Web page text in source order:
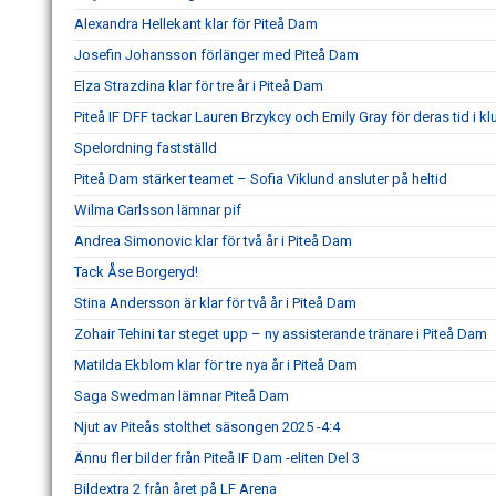
Alexandra Hellekant klar för Piteå Dam
Josefin Johansson förlänger med Piteå Dam
Elza Strazdina klar för tre år i Piteå Dam
Piteå IF DFF tackar Lauren Brzykcy och Emily Gray för deras tid i
Spelordning fastställd
Piteå Dam stärker teamet – Sofia Viklund ansluter på heltid
Wilma Carlsson lämnar pif
Andrea Simonovic klar för två år i Piteå Dam
Tack Åse Borgeryd!
Stina Andersson är klar för två år i Piteå Dam
Zohair Tehini tar steget upp – ny assisterande tränare i Piteå Dam
Matilda Ekblom klar för tre nya år i Piteå Dam
Saga Swedman lämnar Piteå Dam
Njut av Piteås stolthet säsongen 2025 -4:4
Ännu fler bilder från Piteå IF Dam -eliten Del 3
Bildextra 2 från året på LF Arena